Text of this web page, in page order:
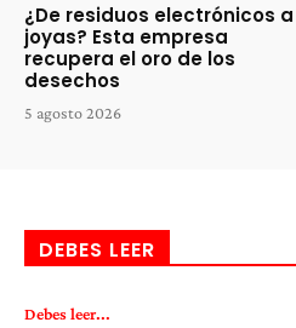
¿De residuos electrónicos a
joyas? Esta empresa
recupera el oro de los
desechos
5 agosto 2026
DEBES LEER
Debes leer...